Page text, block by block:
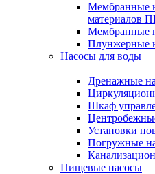
Мембранные
материалов
Мембранные
Плунжерные
Насосы для воды
Дренажные
Шкаф
Установки
Погружные
Пищевые насосы